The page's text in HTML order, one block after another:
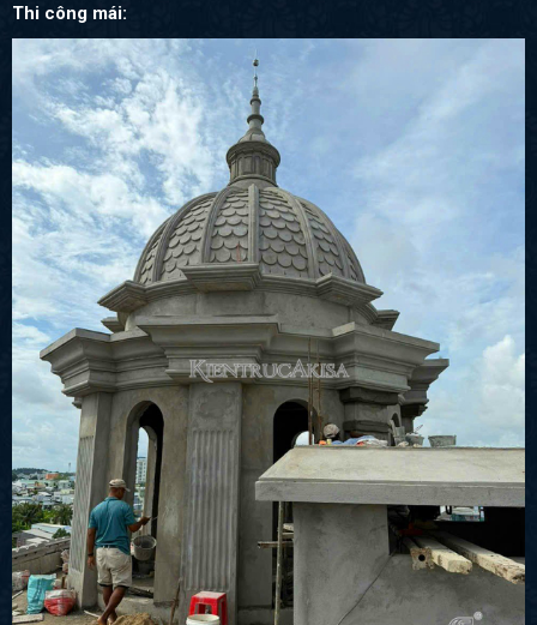
Thi công mái: